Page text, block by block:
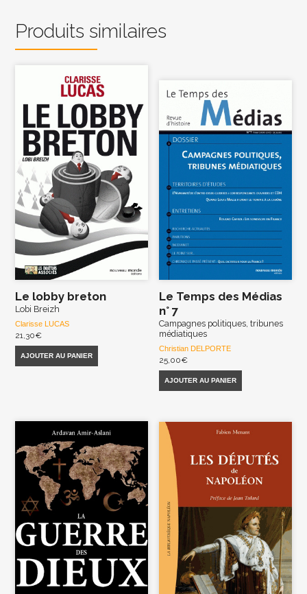
Produits similaires
Le lobby breton
Lobi Breizh
Clarisse LUCAS
21,30€
AJOUTER AU PANIER
Le Temps des Médias
n° 7
Campagnes politiques, tribunes
médiatiques
Christian DELPORTE
25,00€
AJOUTER AU PANIER